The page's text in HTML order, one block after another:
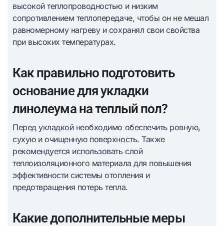
высокой теплопроводностью и низким
сопротивлением теплопередаче, чтобы он не мешал
равномерному нагреву и сохранял свои свойства
при высоких температурах.
Как правильно подготовить
основание для укладки
линолеума на теплый пол?
Перед укладкой необходимо обеспечить ровную,
сухую и очищенную поверхность. Также
рекомендуется использовать слой
теплоизоляционного материала для повышения
эффективности системы отопления и
предотвращения потерь тепла.
Какие дополнительные меры